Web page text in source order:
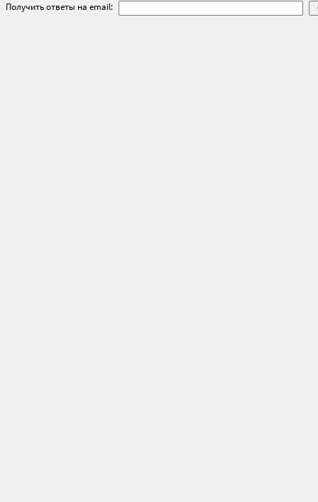
Получить ответы на email: